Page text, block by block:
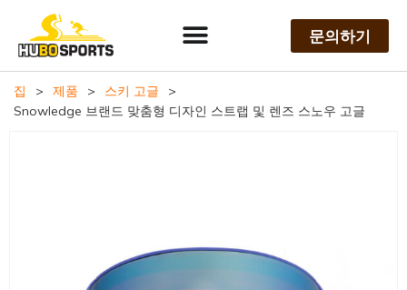
문의하기
집 > 제품 > 스키 고글
>
Snowledge 브랜드 맞춤형 디자인 스트랩 및 렌즈 스노우 고글